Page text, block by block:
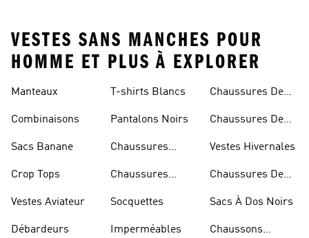
VESTES SANS MANCHES POUR
HOMME ET PLUS À EXPLORER
Manteaux
Combinaisons
Sacs Banane
Crop Tops
Vestes Aviateur
Débardeurs
T-shirts Blancs
Pantalons Noirs
Chaussures
Chaussures
Socquettes
Imperméables
Chaussures De
Chaussures De
Vestes Hivernales
Chaussures De
Sacs À Dos Noirs
Chaussons